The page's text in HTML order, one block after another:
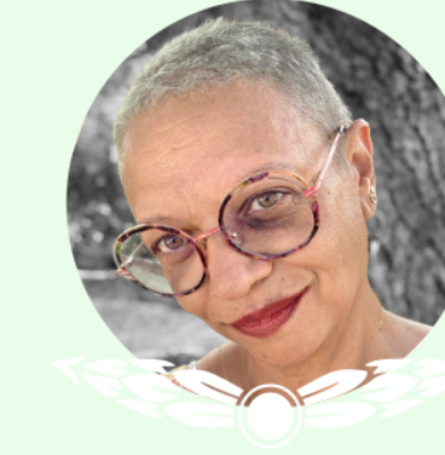
Navigation
l’article
PUBLIÉ DANS
Leçon de séduction ou la danse du paon